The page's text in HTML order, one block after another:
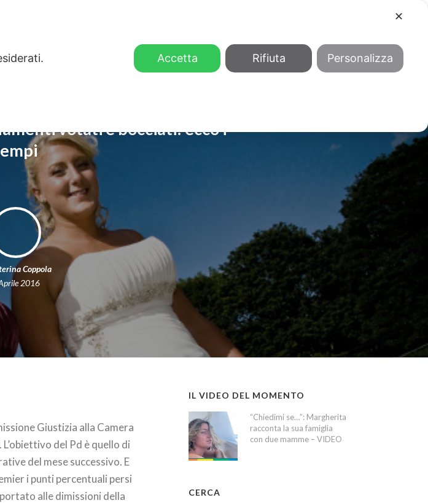
votati e bocciati: ecco i
Coppola
2016
Giustizia alla Camera
del Pd è quello di
del mese successivo. E
i punti percentuali persi
alle dimissioni della
IL VIDEO DEL MOMENTO
“Chiedimi se…”: Margherita
racconta la sua famiglia
con due mamme – VIDEO
CERCA
✕
Accetta Rifiuta Personalizza